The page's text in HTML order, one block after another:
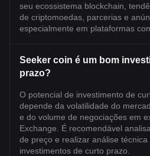
seu ecossistema blockchain,
de criptomoedas, parcerias e
especialmente em plataformas
Seeker coin é um bom
prazo?
O potencial de investimento de
depende da volatilidade do
e do volume de negociações em
Exchange. É recomendável
de preço e realizar análise
investimentos de curto prazo.